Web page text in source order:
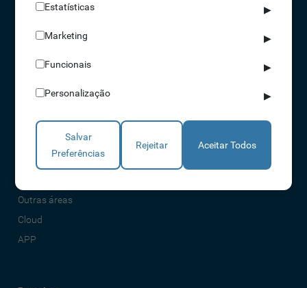
Livro de reclamações
Soluções
Acessos
Torniquetes
Parques Auto
Rondas e Serviços
Outras áreas
Cloud
APP
Estatísticas ▶
Marketing ▶
Funcionais ▶
Personalização ▶
Salvar
Preferências
Rejeitar Aceitar Todos